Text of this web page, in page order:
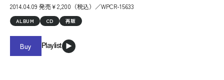
2014.04.09 発売￥2,200（税込）／WPCR-15633
ALBUM CD 再販
Buy Playlist